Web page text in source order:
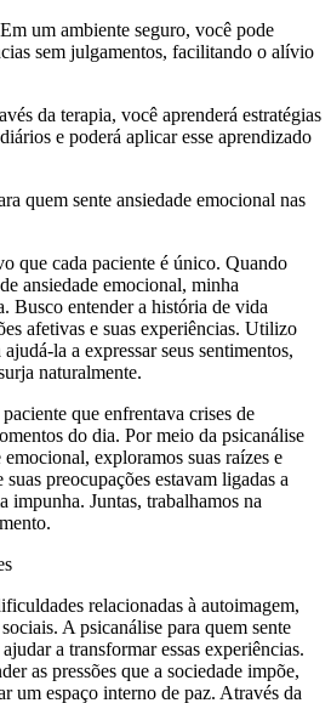
um ambiente seguro, você pode
sem julgamentos, facilitando o alívio
da terapia, você aprenderá estratégias
e poderá aplicar esse aprendizado
quem sente ansiedade emocional nas
que cada paciente é único. Quando
ansiedade emocional, minha
Busco entender a história de vida
afetivas e suas experiências. Utilizo
la a expressar seus sentimentos,
naturalmente.
que enfrentava crises de
do dia. Por meio da psicanálise
emocional, exploramos suas raízes e
preocupações estavam ligadas a
impunha. Juntas, trabalhamos na
relacionadas à autoimagem,
A psicanálise para quem sente
a transformar essas experiências.
as pressões que a sociedade impõe,
um espaço interno de paz. Através da